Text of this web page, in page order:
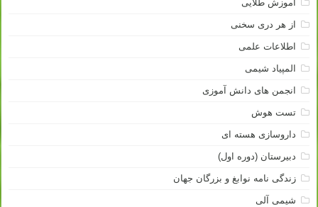
آموزش طلایی
از هر دری سخنی
اطلاعات علمی
المپیاد شیمی
انجمن های دانش آموزی
تست هوش
داروسازی هسته ای
دبیرستان (دوره اول)
زندگی نامه نوابغ و بزرگان جهان
شیمی آلی